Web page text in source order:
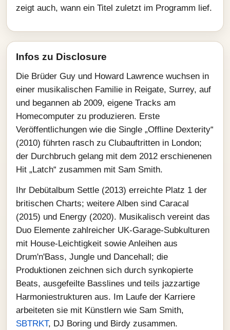
zeigt auch, wann ein Titel zuletzt im Programm lief.
Infos zu Disclosure
Die Brüder Guy und Howard Lawrence wuchsen in
einer musikalischen Familie in Reigate, Surrey, auf
und begannen ab 2009, eigene Tracks am
Homecomputer zu produzieren. Erste
Veröffentlichungen wie die Single „Offline Dexterity“
(2010) führten rasch zu Clubauftritten in London;
der Durchbruch gelang mit dem 2012 erschienenen
Hit „Latch“ zusammen mit Sam Smith.
Ihr Debütalbum Settle (2013) erreichte Platz 1 der
britischen Charts; weitere Alben sind Caracal
(2015) und Energy (2020). Musikalisch vereint das
Duo Elemente zahlreicher UK‑Garage‑Subkulturen
mit House‑Leichtigkeit sowie Anleihen aus
Drum'n'Bass, Jungle und Dancehall; die
Produktionen zeichnen sich durch synkopierte
Beats, ausgefeilte Basslines und teils jazzartige
Harmoniestrukturen aus. Im Laufe der Karriere
arbeiteten sie mit Künstlern wie Sam Smith,
SBTRKT, DJ Boring und Birdy zusammen.